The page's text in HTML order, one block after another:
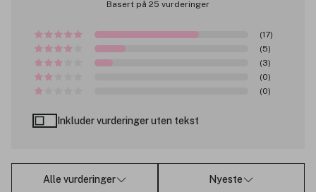
Basert på 25 vurderinger
(17)
(5)
(3)
(0)
(0)
Inkluder vurderinger uten tekst
Alle vurderinger Nyeste